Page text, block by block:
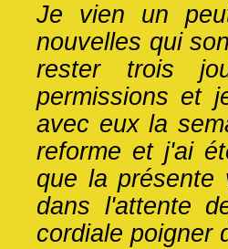
Je vien un
nouvelles qui
rester trois
permissions et
avec eux la
reforme et j'ai
que la présente
dans l'attente
cordiale poigner